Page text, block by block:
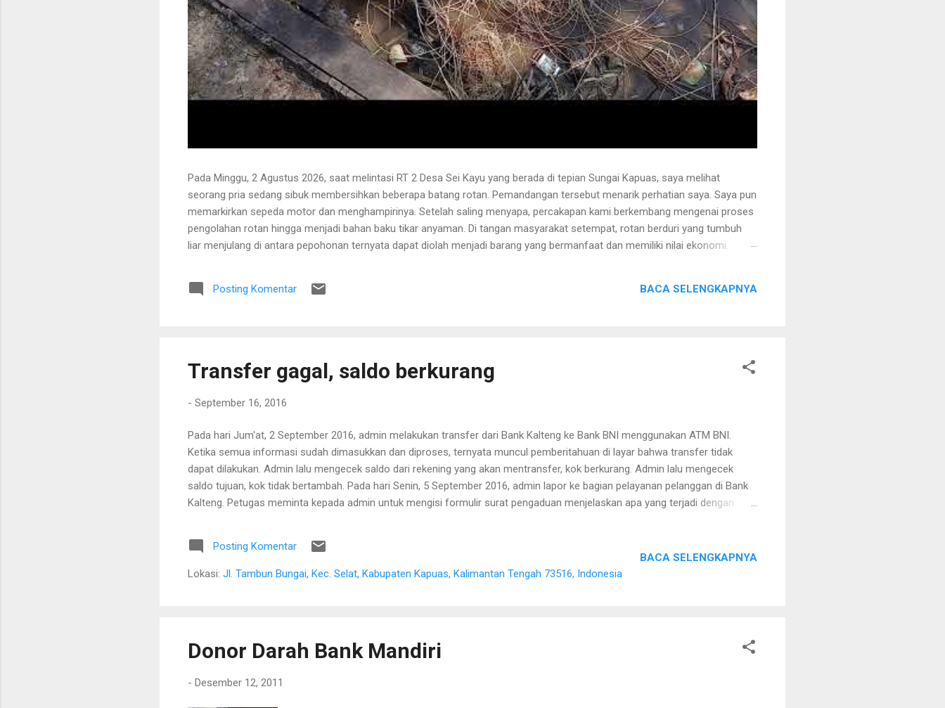
Pada Minggu, 2 Agustus 2026, saat melintasi RT 2 Desa Sei Kayu yang berada di tepian Sungai Kapuas, saya melihat
seorang pria sedang sibuk membersihkan beberapa batang rotan. Pemandangan tersebut menarik perhatian saya. Saya pun
memarkirkan sepeda motor dan menghampirinya. Setelah saling menyapa, percakapan kami berkembang mengenai proses
pengolahan rotan hingga menjadi bahan baku tikar anyaman. Di tangan masyarakat setempat, rotan berduri yang tumbuh
liar menjulang di antara pepohonan ternyata dapat diolah menjadi barang yang bermanfaat dan memiliki nilai ekonomi.
Tanaman itu diperkirakan telah berusia sekitar sepuluh tahun. Rotan dikenal memiliki banyak duri sehingga tidak mudah
untuk ditarik dan dipanen. Menurutnya, sebelum menarik rotan, duri-duri pada bagian batang yang akan dipegang harus
Posting Komentar BACA SELENGKAPNYA
Transfer gagal, saldo berkurang
- September 16, 2016
Pada hari Jum'at, 2 September 2016, admin melakukan transfer dari Bank Kalteng ke Bank BNI menggunakan ATM BNI.
Ketika semua informasi sudah dimasukkan dan diproses, ternyata muncul pemberitahuan di layar bahwa transfer tidak
dapat dilakukan. Admin lalu mengecek saldo dari rekening yang akan mentransfer, kok berkurang. Admin lalu mengecek
saldo tujuan, kok tidak bertambah. Pada hari Senin, 5 September 2016, admin lapor ke bagian pelayanan pelanggan di Bank
Kalteng. Petugas meminta kepada admin untuk mengisi formulir surat pengaduan menjelaskan apa yang terjadi dengan
biasanya bisa lebih cepat. Pada hari Selasa, 6 September 2016, admin mencoba untuk mengecek saldo rekening Bank
Kalteng, rupanya belum bertambah. Pada hari Rabu, 7 September 2016, admin mencoba lagi, ternyata saldonya sudah
bertambah. Jadi diperlukan waktu sekitar dua hari untuk mengatasi masalah ini. ...
Posting Komentar
Lokasi: Jl. Tambun Bungai, Kec. Selat, Kabupaten Kapuas, Kalimantan Tengah 73516, Indonesia
BACA SELENGKAPNYA
Donor Darah Bank Mandiri
- Desember 12, 2011